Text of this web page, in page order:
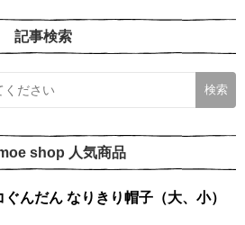
記事検索
shop 人気商品
ぐんだん なりきり帽子（大、小）